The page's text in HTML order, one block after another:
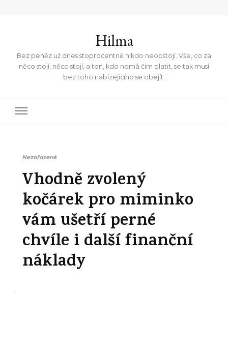
Hilma
Bez peněz už dnes stoprocentně nikdo neobstojí. Vše, co za
něco stojí, něco stojí, a ten, kdo nemá čím platit, se tak musí
bez toho nabízejícího se obejít.
Nezařazené
Vhodně zvolený
kočárek pro miminko
vám ušetří perné
chvíle i další finanční
náklady